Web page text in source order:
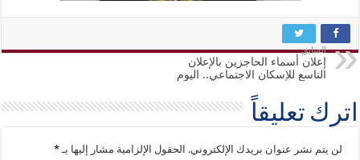
السابق
إعلان أسماء الحاجزين بالإعلان
التاسع للإسكان الاجتماعي.. اليوم
اترك تعليقاً
لن يتم نشر عنوان بريدك الإلكتروني. الحقول الإلزامية مشار إليها بـ*